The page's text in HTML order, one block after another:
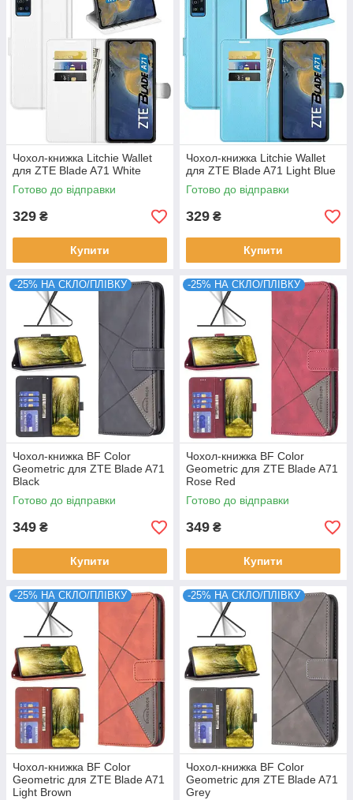
Чохол-книжка Litchie Wallet
для ZTE Blade A71 White
Готово до відправки
329 ₴
Купити
Чохол-книжка Litchie Wallet
для ZTE Blade A71 Light Blue
Готово до відправки
329 ₴
Купити
-25% НА СКЛО/ПЛІВКУ
Чохол-книжка BF Color
Geometric для ZTE Blade A71
Black
Готово до відправки
349 ₴
Купити
-25% НА СКЛО/ПЛІВКУ
Чохол-книжка BF Color
Geometric для ZTE Blade A71
Rose Red
Готово до відправки
349 ₴
Купити
-25% НА СКЛО/ПЛІВКУ
Чохол-книжка BF Color
Geometric для ZTE Blade A71
Light Brown
-25% НА СКЛО/ПЛІВКУ
Чохол-книжка BF Color
Geometric для ZTE Blade A71
Grey